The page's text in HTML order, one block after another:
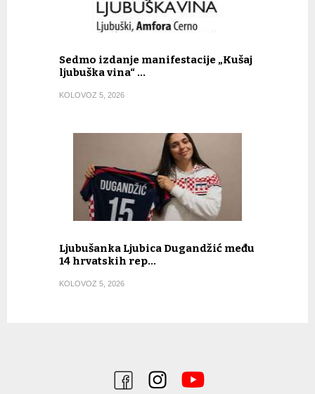
Sedmo izdanje manifestacije „Kušaj
ljubuška vina“ …
KOLOVOZ 5, 2026
Ljubušanka Ljubica Dugandžić među
14 hrvatskih rep…
KOLOVOZ 5, 2026